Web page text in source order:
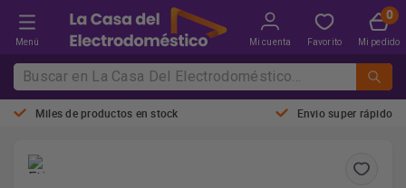
Menú Mi cuenta Favorito Mi pedido
Miles de productos en stock Envio super rápido